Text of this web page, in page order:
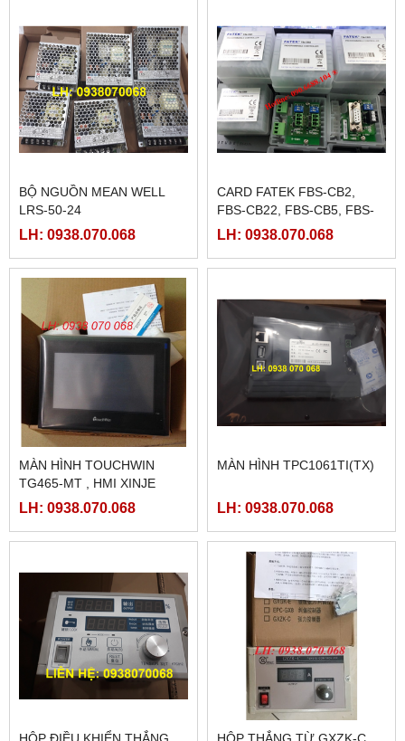
BỘ NGUỒN MEAN WELL
LRS-50-24
LH: 0938.070.068
CARD FATEK FBS-CB2,
FBS-CB22, FBS-CB5, FBS-
CB25, FBS-CB55
LH: 0938.070.068
MÀN HÌNH TOUCHWIN
TG465-MT , HMI XINJE
TG465-MT
LH: 0938.070.068
MÀN HÌNH TPC1061TI(TX)
LH: 0938.070.068